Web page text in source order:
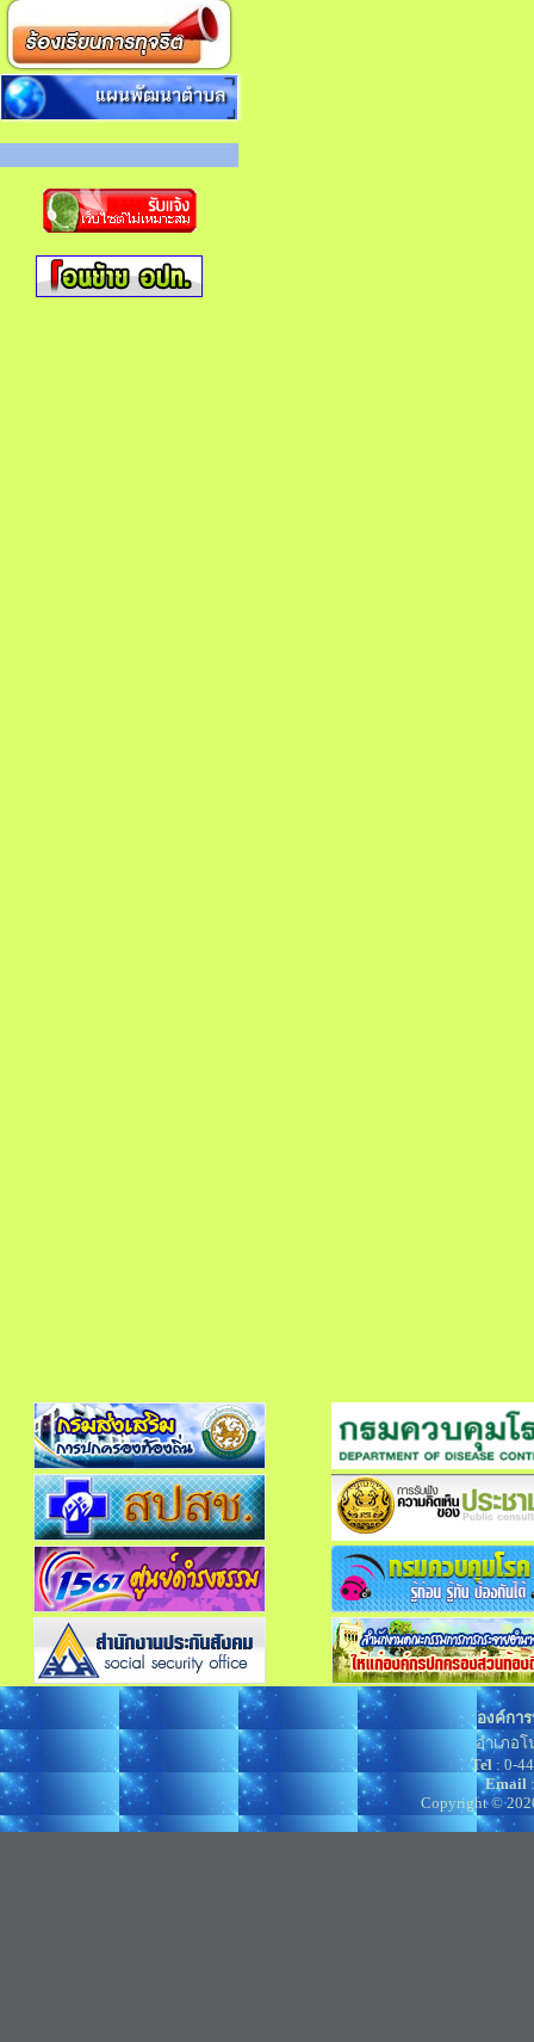
แผนพัฒนาตำบล
องค์กา
อำเภอ
Tel: 0-
Email
Copyright ©